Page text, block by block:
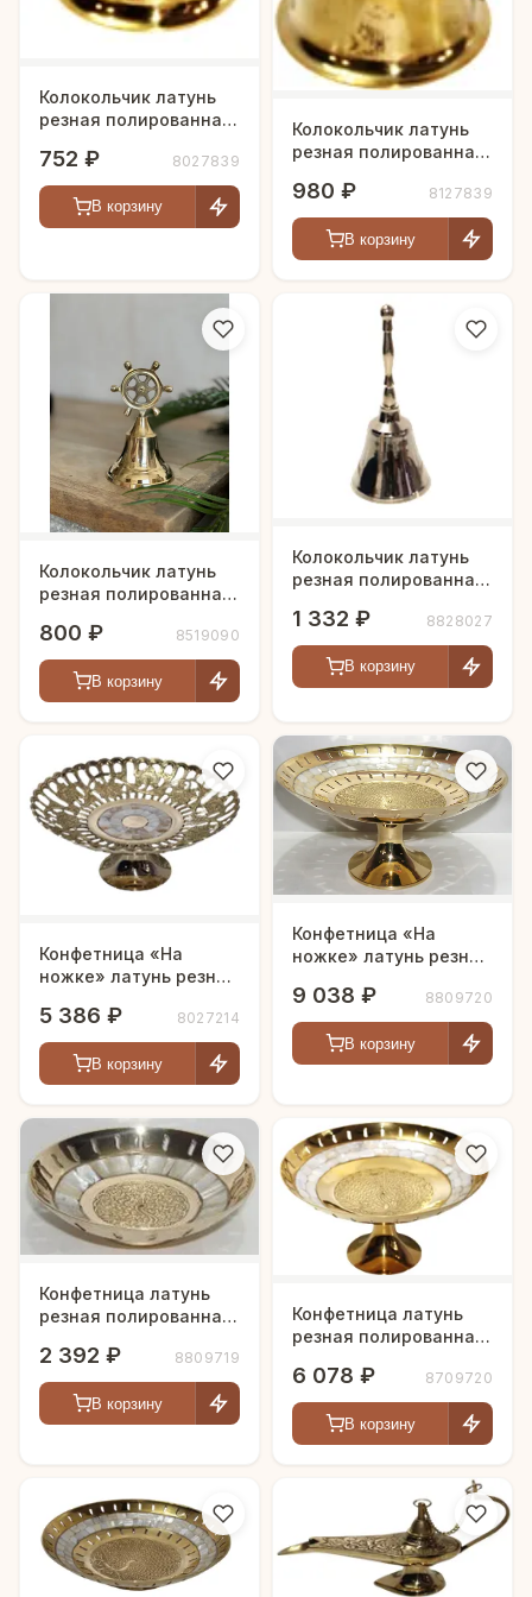
Колокольчик латунь
резная полированная
752 ₽ 8027839
В корзину
Колокольчик латунь
резная полированная
980 ₽ 8127839
В корзину
Колокольчик латунь
резная полированная
800 ₽ 8519090
В корзину
Колокольчик латунь
резная полированная
1 332 ₽ 8828027
В корзину
Конфетница «На
ножке» латунь резная
5 386 ₽ 8027214
В корзину
Конфетница «На
ножке» латунь резная
9 038 ₽ 8809720
В корзину
Конфетница латунь
резная полированная
2 392 ₽ 8809719
В корзину
Конфетница латунь
резная полированная
6 078 ₽ 8709720
В корзину